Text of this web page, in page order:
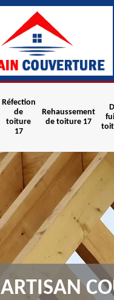
Réfection
de
toiture
17
Rehaussement
de toiture 17
ARTISAN